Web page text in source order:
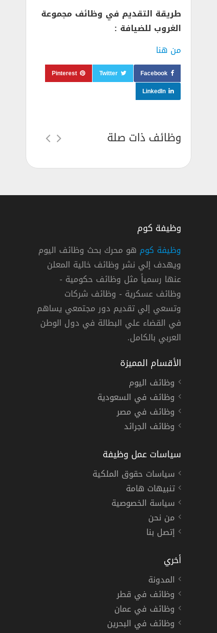
طريقة التقديم في وظائف مجموعة
الغروب للضيافة :
من هنا
Facebook
Twitter
Pinterest
LinkedIn
وظائف ذات صلة
وظائف فنادق الخوري في الامارات
فنادق الخوري
« الإمارات »,دبي دوام كامل
وظيفة كوم
وظيفة كوم هو محرك بحث وظائف اليوم
ويهدف إلي نشر وظائف خالية المعلن
عنها رسمياً مثل وظائف حكومية -
وظائف عسكرية - وظائف شركات
وتسعي إلي تقديم دور مجتمعي يساهم
في القضاء علي البطالة في دول الوطن
العربي بالكامل.
الأقسام المميزة
وظائف اليوم
وظائف في السعودية
وظائف في مصر
وظائف الجرائد
سياسات عمل وظيفة
سياسات حقوق الملكية
تنبيهات هامة
سياسة الخصوصية
من نحن
إتصل بنا
أخري
المدونة
وظائف في قطر
وظائف في عمان
وظائف في البحرين